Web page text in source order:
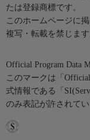
たは登録商標です。
このホームページに
複写・転載を禁じます
Official Program Data
このマークは「
式情報である「
のみ表記が許されてい